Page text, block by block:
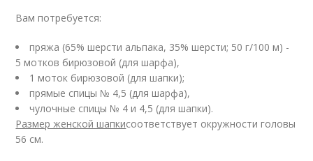
Вам потребуется:
пряжа (65% шерсти альпака, 35% шерсти; 50 г/100 м) -
5 мотков бирюзовой (для шарфа),
1 моток бирюзовой (для шапки);
прямые спицы № 4,5 (для шарфа),
чулочные спицы № 4 и 4,5 (для шапки).
Размер женской шапкисоответствует окружности головы
56 см.